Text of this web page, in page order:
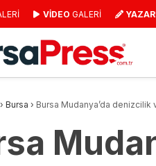
VİDEO GALERİ
› Bursa › Bursa Mudanya’da denizcilik